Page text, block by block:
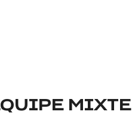
MIXTE